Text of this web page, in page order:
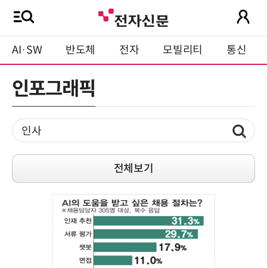
AI·SW 반도체 전자 모빌리티 통신
인포그래픽
전체보기